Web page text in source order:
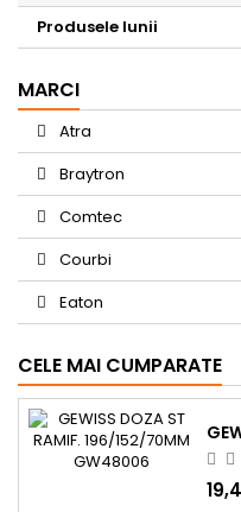
Produsele lunii
MARCI
Atra
Braytron
Comtec
Courbi
Eaton
CELE MAI CUMPARATE